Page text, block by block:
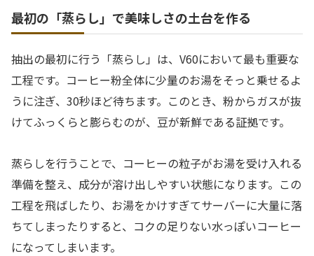
最初の「蒸らし」で美味しさの土台を作る
抽出の最初に行う「蒸らし」は、V60において最も重要な
工程です。コーヒー粉全体に少量のお湯をそっと乗せるよ
うに注ぎ、30秒ほど待ちます。このとき、粉からガスが抜
けてふっくらと膨らむのが、豆が新鮮である証拠です。
蒸らしを行うことで、コーヒーの粒子がお湯を受け入れる
準備を整え、成分が溶け出しやすい状態になります。この
工程を飛ばしたり、お湯をかけすぎてサーバーに大量に落
ちてしまったりすると、コクの足りない水っぽいコーヒー
になってしまいます。